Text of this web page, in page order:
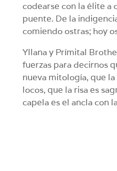
codearse con la élite a
puente. De la
comiendo ostras; hoy
Yllana y Prímital
fuerzas para decirnos
nueva mitología, que
locos, que la risa es
capela es el ancla con